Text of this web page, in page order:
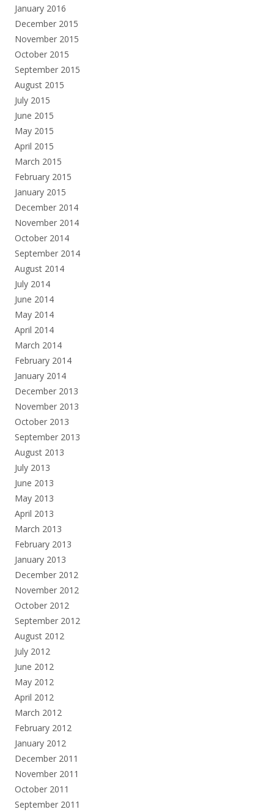
January 2016
December 2015
November 2015
October 2015
September 2015
August 2015
July 2015
June 2015
May 2015
April 2015
March 2015
February 2015
January 2015
December 2014
November 2014
October 2014
September 2014
August 2014
July 2014
June 2014
May 2014
April 2014
March 2014
February 2014
January 2014
December 2013
November 2013
October 2013
September 2013
August 2013
July 2013
June 2013
May 2013
April 2013
March 2013
February 2013
January 2013
December 2012
November 2012
October 2012
September 2012
August 2012
July 2012
June 2012
May 2012
April 2012
March 2012
February 2012
January 2012
December 2011
November 2011
October 2011
September 2011